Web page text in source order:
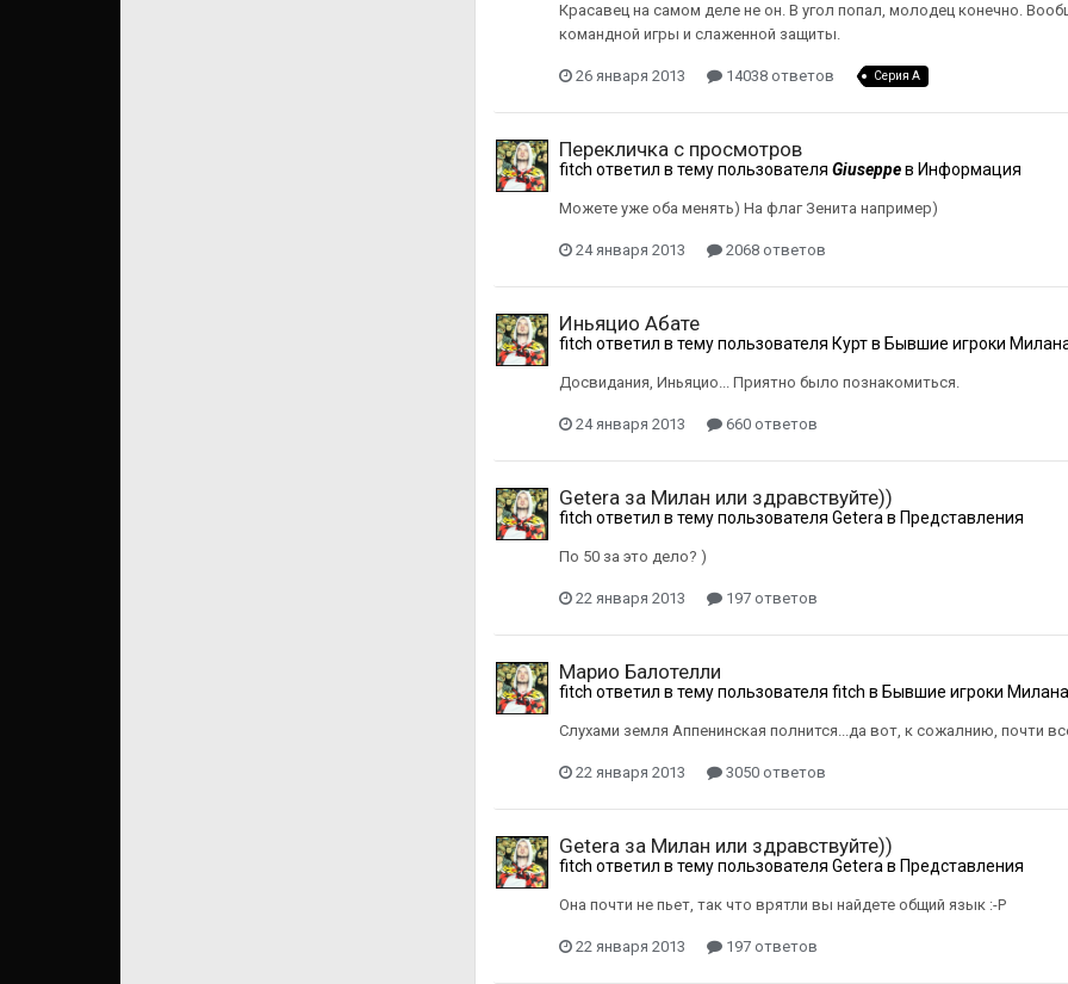
Красавец на самом деле не он. В угол попал, молодец конечно.
командной игры и слаженной защиты.
26 января 2013 14038 ответов Серия А
Перекличка с просмотров
fitch ответил в тему пользователя Giuseppeв Информация
Можете уже оба менять) На флаг Зенита например)
24 января 2013 2068 ответов
Иньяцио Абате
fitch ответил в тему пользователя Куртв Бывшие игроки
Досвидания, Иньяцио... Приятно было познакомиться.
24 января 2013 660 ответов
Getera за Милан или здравствуйте))
fitch ответил в тему пользователя Getera в Представления
По 50 за это дело? )
22 января 2013 197 ответов
Марио Балотелли
fitch ответил в тему пользователя fitch в Бывшие игроки Милана
Слухами земля Аппенинская полнится...да вот, к сожалнию, почти
22 января 2013 3050 ответов
Getera за Милан или здравствуйте))
fitch ответил в тему пользователя Getera в Представления
Она почти не пьет, так что врятли вы найдете общий язык :-P
22 января 2013 197 ответов